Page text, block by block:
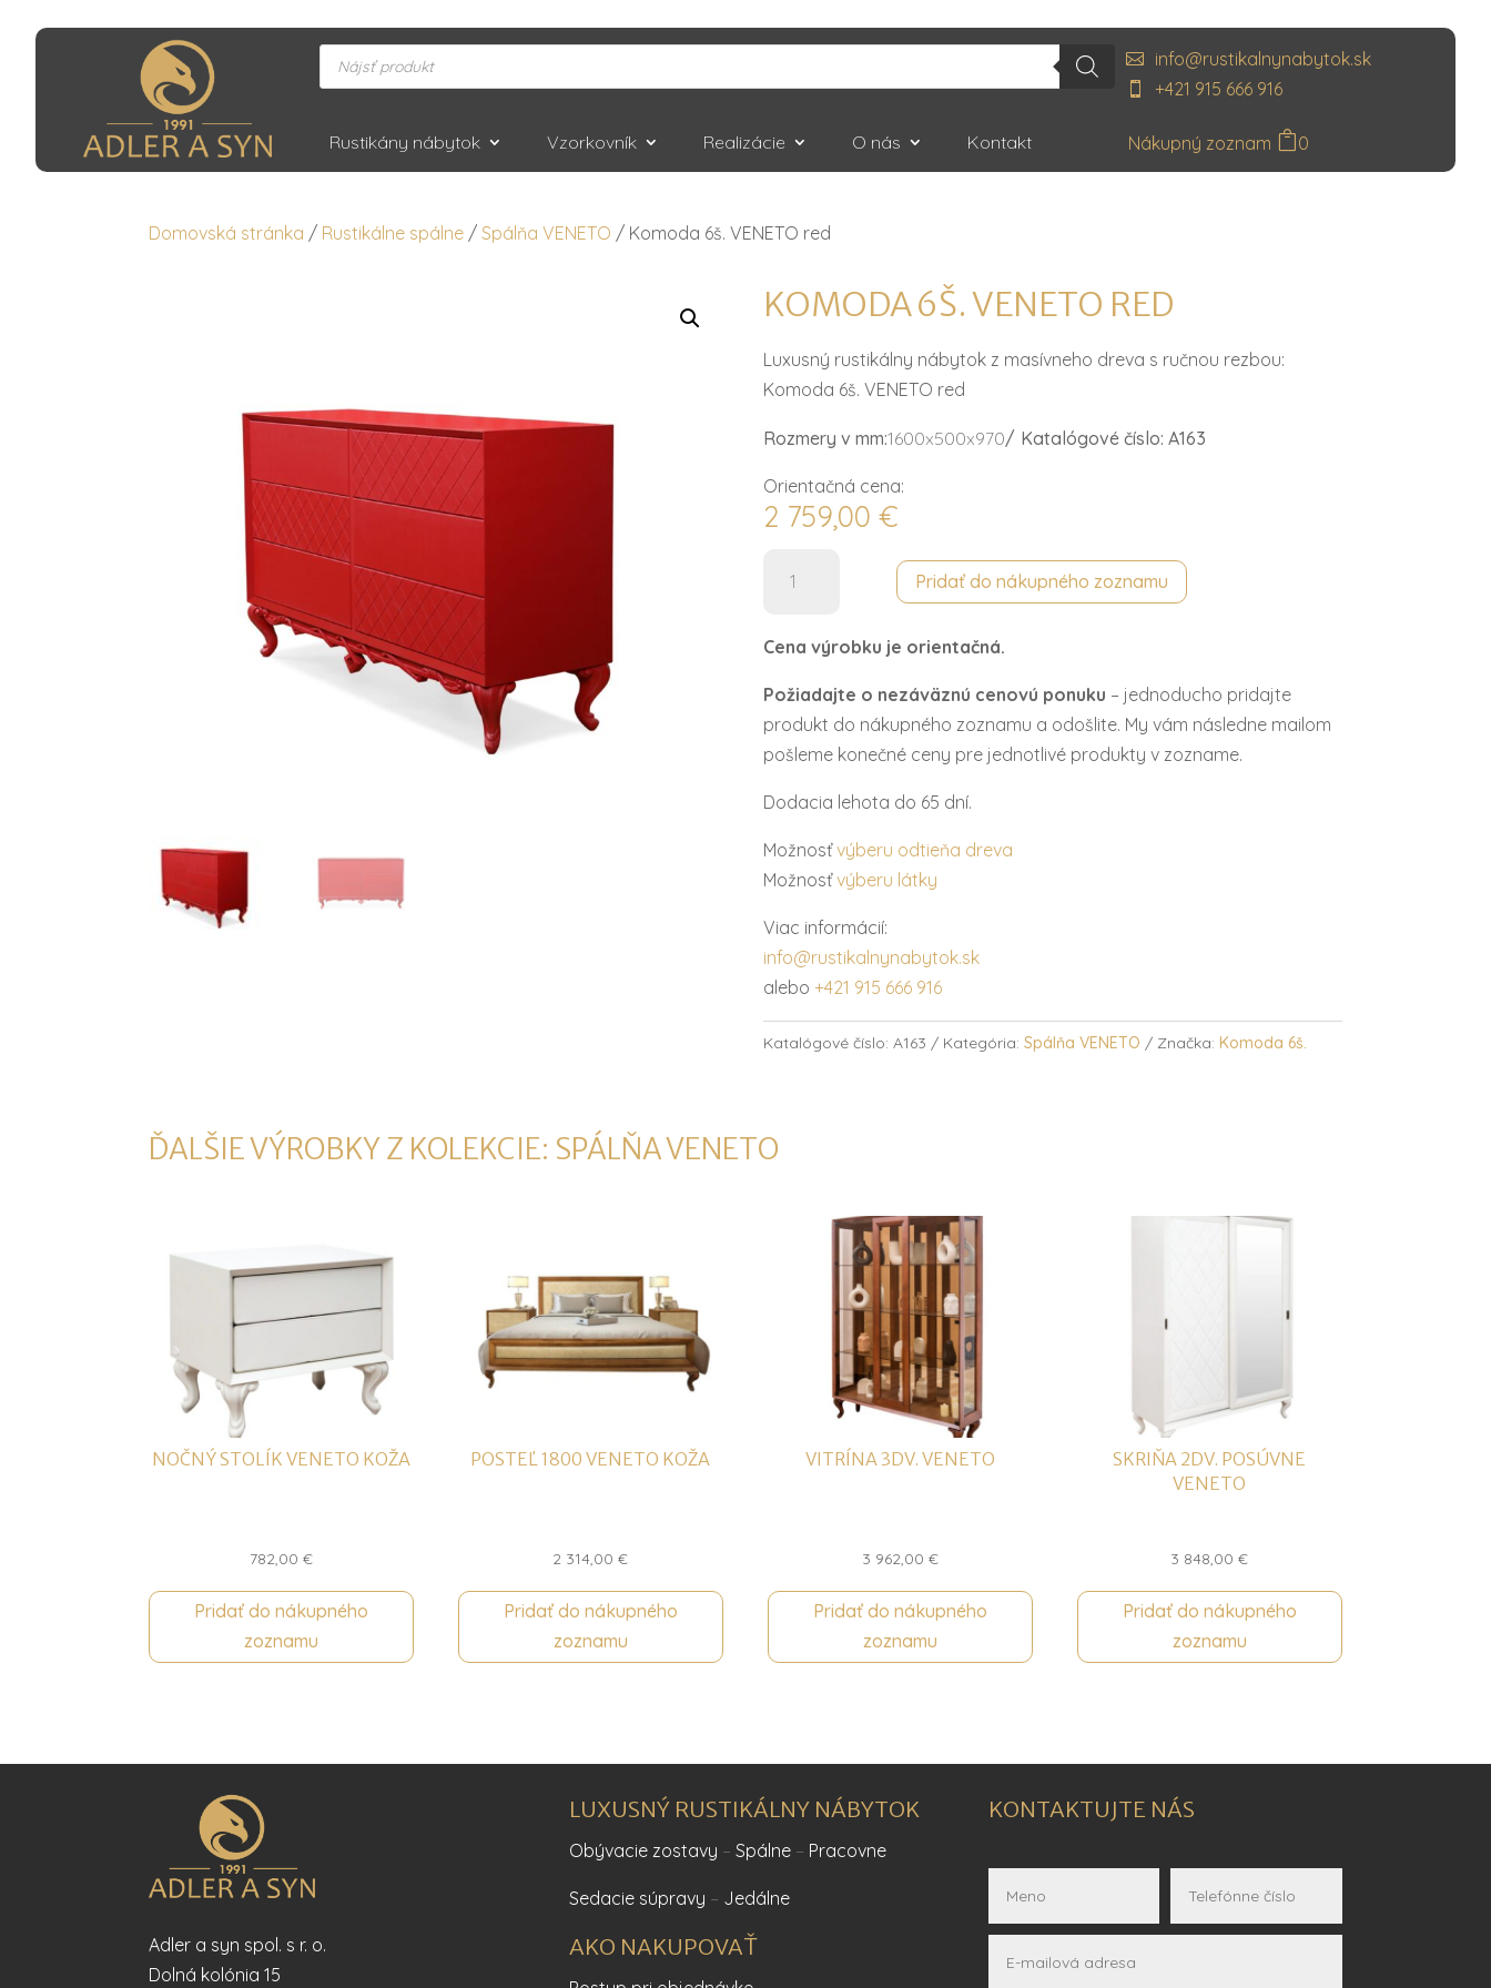
Products
search
info@rustikalnynabytok.sk
+421 915 666 916
Rustikány nábytok Vzorkovník Realizácie O nás Kontakt 0
Domovská stránka / Rustikálne spálne /Spálňa VENETO / Komoda 6š. VENETO red
KOMODA 6Š. VENETO RED
Luxusný rustikálny nábytok z masívneho dreva s ručnou rezbou:
Komoda 6š. VENETO red
Rozmery v mm:1600x500x970/ Katalógové číslo: A163
Orientačná cena:
2 759,00€
Komoda
VENETO
Pridať do nákupného zoznamu
Cena výrobku je orientačná.
Požiadajte o nezáväznú cenovú ponuku – jednoducho pridajte
produkt do nákupného zoznamu a odošlite. My vám následne mailom
pošleme konečné ceny pre jednotlivé produkty v zozname.
Dodacia lehota do 65 dní.
Možnosťvýberu odtieňa dreva
Možnosťvýberu látky
Viac informácií:
info@rustikalnynabytok.sk
alebo +421 915 666 916
Katalógové číslo:A163 Kategória:Spálňa VENETO Značka:Komoda 6š.
ĎALŠIE VÝROBKY Z KOLEKCIE: SPÁLŇA VENETO
NOČNÝ STOLÍK VENETO KOŽA
782,00 €
Pridať do nákupného
zoznamu
POSTEĽ 1800 VENETO KOŽA
2 314,00€
Pridať do nákupného
zoznamu
VITRÍNA 3DV. VENETO
3 962,00 €
Pridať do nákupného
zoznamu
SKRIŇA 2DV. POSÚVNE
VENETO
3 848,00€
Pridať do nákupného
zoznamu
Adler a syn spol. s r. o.
Dolná kolónia 15
LUXUSNÝ RUSTIKÁLNY NÁBYTOK
Obývacie zostavy – Spálne– Pracovne
Sedacie súpravy – Jedálne
AKO NAKUPOVAŤ
KONTAKTUJTE NÁS